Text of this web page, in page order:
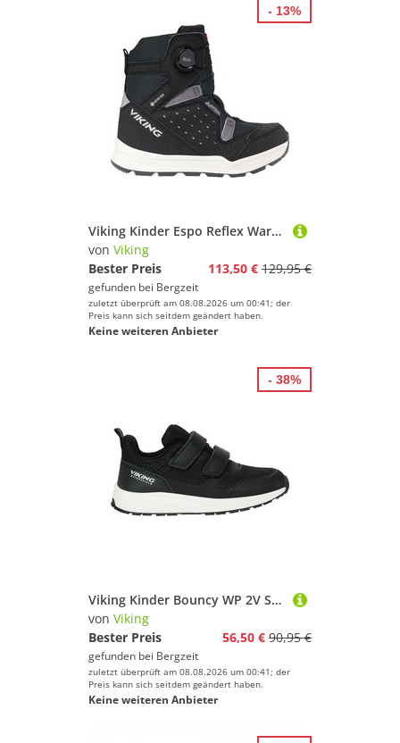
Viking Kinder Espo Reflex Warm GTX Boa Schuhe
von Viking
Bester Preis
113,50 € 129,95 €
gefunden bei Bergzeit
zuletzt überprüft am 08.08.2026 um 00:41; der
Preis kann sich seitdem geändert haben.
Keine weiteren Anbieter
- 13%
Viking Kinder Bouncy WP 2V Schuhe
von Viking
Bester Preis
56,50 € 90,95 €
gefunden bei Bergzeit
zuletzt überprüft am 08.08.2026 um 00:41; der
Preis kann sich seitdem geändert haben.
Keine weiteren Anbieter
- 38%